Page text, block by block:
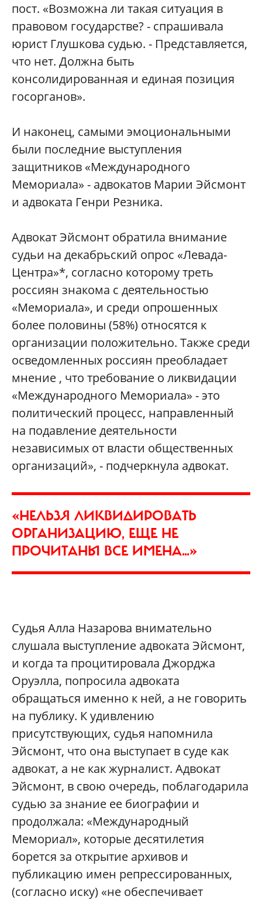
пост. «Возможна ли такая ситуация в
правовом государстве? - спрашивала
юрист Глушкова судью. - Представляется,
что нет. Должна быть
консолидированная и единая позиция
госорганов».
И наконец, самыми эмоциональными
были последние выступления
защитников «Международного
Мемориала» - адвокатов Марии Эйсмонт
и адвоката Генри Резника.
Адвокат Эйсмонт обратила внимание
судьи на декабрьский опрос «Левада-
Центра»*, согласно которому треть
россиян знакома с деятельностью
«Мемориала», и среди опрошенных
более половины (58%) относятся к
организации положительно. Также среди
осведомленных россиян преобладает
мнение , что требование о ликвидации
«Международного Мемориала» - это
политический процесс, направленный
на подавление деятельности
независимых от власти общественных
организаций», - подчеркнула адвокат.
«НЕЛЬЗЯ ЛИКВИДИРОВАТЬ
ОРГАНИЗАЦИЮ, ЕЩЕ НЕ
ПРОЧИТАНЫ ВСЕ ИМЕНА…»
Судья Алла Назарова внимательно
слушала выступление адвоката Эйсмонт,
и когда та процитировала Джорджа
Оруэлла, попросила адвоката
обращаться именно к ней, а не говорить
на публику. К удивлению
присутствующих, судья напомнила
Эйсмонт, что она выступает в суде как
адвокат, а не как журналист. Адвокат
Эйсмонт, в свою очередь, поблагодарила
судью за знание ее биографии и
продолжала: «Международный
Мемориал», которые десятилетия
борется за открытие архивов и
публикацию имен репрессированных,
(согласно иску) «не обеспечивает